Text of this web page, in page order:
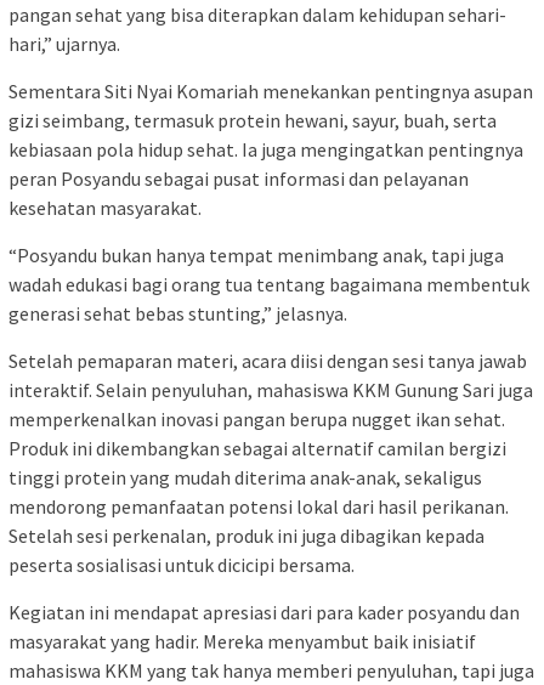
pangan sehat yang bisa diterapkan dalam kehidupan sehari-
hari,” ujarnya.
Sementara Siti Nyai Komariah menekankan pentingnya asupan
gizi seimbang, termasuk protein hewani, sayur, buah, serta
kebiasaan pola hidup sehat. Ia juga mengingatkan pentingnya
peran Posyandu sebagai pusat informasi dan pelayanan
kesehatan masyarakat.
“Posyandu bukan hanya tempat menimbang anak, tapi juga
wadah edukasi bagi orang tua tentang bagaimana membentuk
generasi sehat bebas stunting,” jelasnya.
Setelah pemaparan materi, acara diisi dengan sesi tanya jawab
interaktif. Selain penyuluhan, mahasiswa KKM Gunung Sari juga
memperkenalkan inovasi pangan berupa nugget ikan sehat.
Produk ini dikembangkan sebagai alternatif camilan bergizi
tinggi protein yang mudah diterima anak-anak, sekaligus
mendorong pemanfaatan potensi lokal dari hasil perikanan.
Setelah sesi perkenalan, produk ini juga dibagikan kepada
peserta sosialisasi untuk dicicipi bersama.
Kegiatan ini mendapat apresiasi dari para kader posyandu dan
masyarakat yang hadir. Mereka menyambut baik inisiatif
mahasiswa KKM yang tak hanya memberi penyuluhan, tapi juga